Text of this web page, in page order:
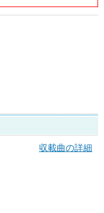
収載曲の詳細